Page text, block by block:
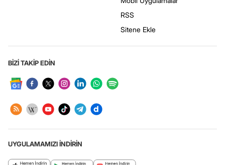
RSS
Sitene Ekle
BİZİ TAKİP EDİN
UYGULAMAMIZI İNDİRİN